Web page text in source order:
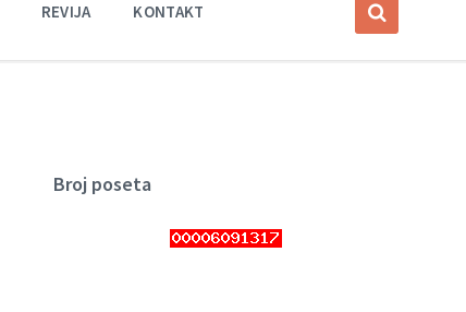
REVIJA KONTAKT
Broj poseta